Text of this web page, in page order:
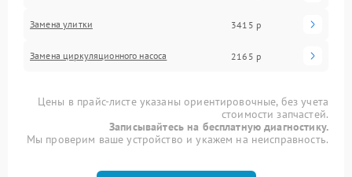
Замена улитки 3415 р
Замена циркуляционного насоса 2165 р
Цены в прайс-листе указаны ориентировочные, без учета
стоимости запчастей.
Записывайтесь на бесплатную диагностику.
Мы проверим ваше устройство и укажем на неисправность.